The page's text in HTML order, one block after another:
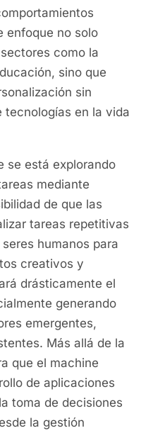
enfoque no solo
como la
sino que
sin
tecnologías en la vida
se está explorando
mediante
de que las
tareas repetitivas
humanos para
creativos y
drásticamente el
generando
emergentes,
Más allá de la
que el machine
de aplicaciones
toma de decisiones
la gestión